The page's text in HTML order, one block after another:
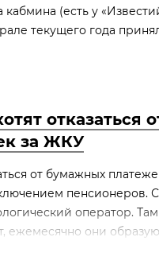
кабмина (есть у
текущего года
отказаться
за ЖКУ
от бумажных
оператор. Там
ежемесячно они